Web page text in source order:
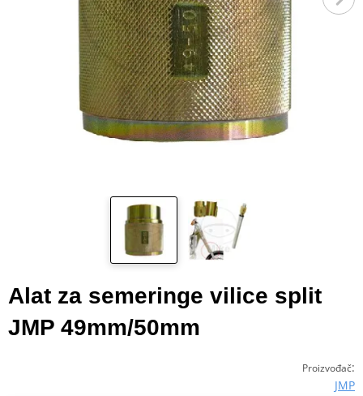
Alat za semeringe vilice split
JMP 49mm/50mm
Proizvođač:
JMP